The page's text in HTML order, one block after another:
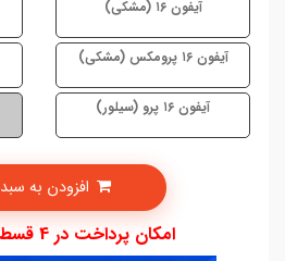
آیفون ۱۶ (مشکی)
آیفون ۱۶ پرومکس (مشکی)
آیفون ۱۶ پرو (سیلور)
امکان پرداخت در 4 قسط با دیجی پی